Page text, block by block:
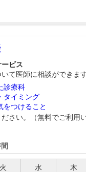
ビス
て医師に相談ができます
診療科
タイミング
をつけること
さい。（無料でご利用
火 水 木